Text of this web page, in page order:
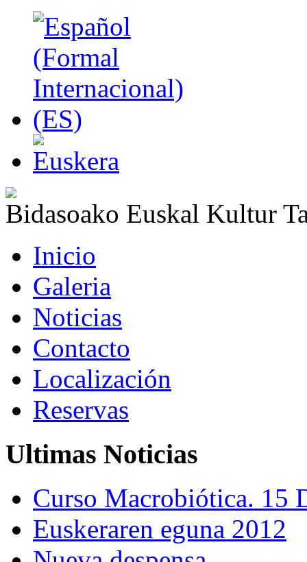
Bidasoako Euskal Kultur
Inicio
Galeria
Noticias
Contacto
Localización
Reservas
Ultimas Noticias
Curso Macrobiótica. 15
Euskeraren eguna 2012